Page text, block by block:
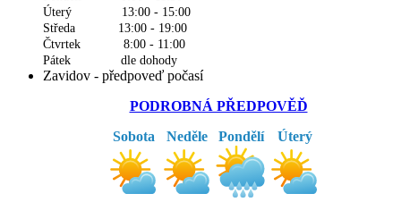
Úterý 13:00 - 15:00
Středa 13:00 - 19:00
Čtvrtek 8:00 - 11:00
Pátek dle dohody
Zavidov - předpoveď počasí
PODROBNÁ PŘEDPOVĚĎ
Sobota
Neděle Pondělí Úterý